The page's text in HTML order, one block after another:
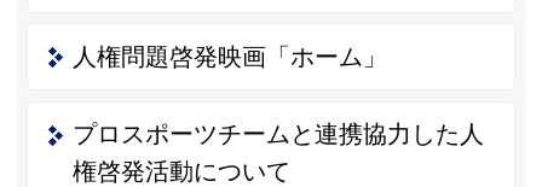
人権問題啓発映画「ホーム」
プロスポーツチームと連携協力した人
権啓発活動について